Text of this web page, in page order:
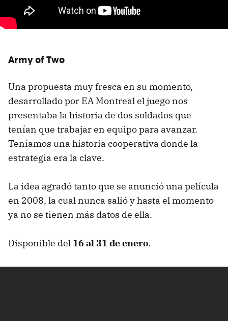
Army of Two
Una propuesta muy fresca en su momento,
desarrollado por EA Montreal el juego nos
presentaba la historia de dos soldados que
tenían que trabajar en equipo para avanzar.
Teníamos una historia cooperativa donde la
estrategia era la clave.
La idea agradó tanto que se anunció una película
en 2008, la cual nunca salió y hasta el momento
ya no se tienen más datos de ella.
Disponible del 16 al 31 de enero.